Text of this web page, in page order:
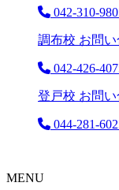
042-310-
調布校 お問
042-426-
登戸校 お問
044-281-
MENU